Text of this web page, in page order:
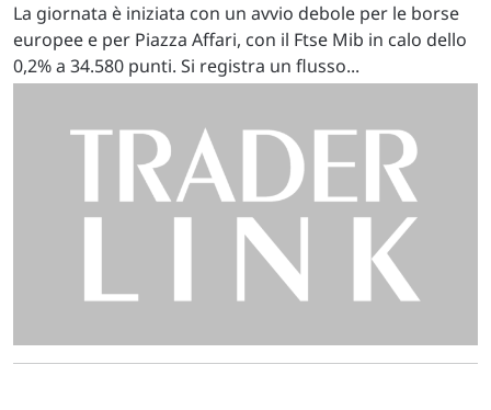
La giornata è iniziata con un avvio debole per le borse
europee e per Piazza Affari, con il Ftse Mib in calo dello
0,2% a 34.580 punti. Si registra un flusso...